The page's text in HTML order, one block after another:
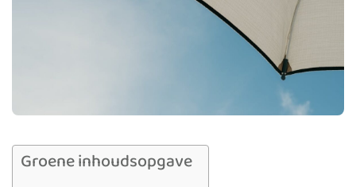
Groene inhoudsopgave